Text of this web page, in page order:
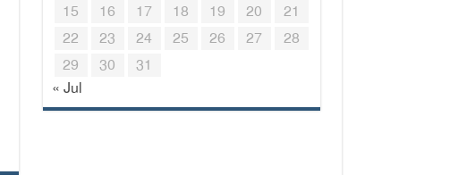
15
16 17 18 19 20
21
22
23 24 25 26 27
28
29
30
31
« Jul